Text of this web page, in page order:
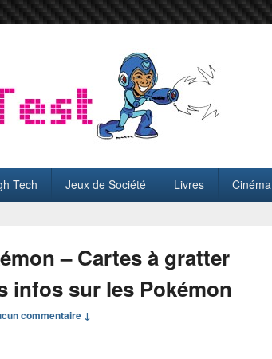
Tech Jeux de Société Livres Cinéma
– Cartes à gratter
infos sur les Pokémon
commentaire ↓